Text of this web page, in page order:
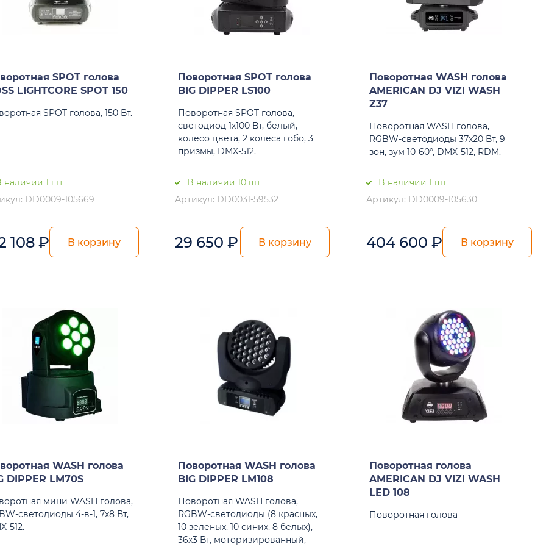
SPOT голова
LIGHTCORE SPOT 150
SPOT голова, 150 Вт.
наличии 1 шт.
DD0009-105669
108 ₽ В корзину
Поворотная SPOT голова
BIG DIPPER LS100
Поворотная SPOT голова,
светодиод 1х100 Вт, белый,
колесо цвета, 2 колеса гобо, 3
призмы, DMX-512.
В наличии 10 шт.
Артикул: DD0031-59532
29 650 ₽ В корзину
Поворотная WASH голова
AMERICAN DJ VIZI WASH
Z37
Поворотная WASH голова,
RGBW-светодиоды 37x20 Вт, 9
зон, зум 10-60°, DMX-512, RDM.
В наличии 1 шт.
Артикул: DD0009-105630
404 600₽ В корзину
WASH голова
DIPPER LM70S
мини WASH голова,
светодиоды 4-в-1, 7х8 Вт,
512.
Поворотная WASH голова
BIG DIPPER LM108
Поворотная WASH голова,
RGBW-светодиоды (8 красных,
10 зеленых, 10 синих, 8 белых),
36х3 Вт, моторизированный,
Поворотная голова
AMERICAN DJ VIZI WASH
LED 108
Поворотная голова